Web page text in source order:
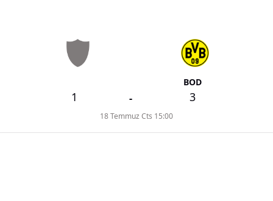
1 -
BOD
3
18 Temmuz Cts 15:00